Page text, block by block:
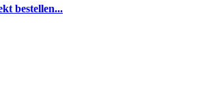
bestellen...